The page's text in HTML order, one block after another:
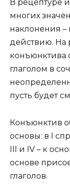
В рецептуре
многих
наклонения
действию. На
конъюнктива
глаголом в
пусть будет
Конъюнктив
основы: в I
III и IV – к
основе
глаголов.